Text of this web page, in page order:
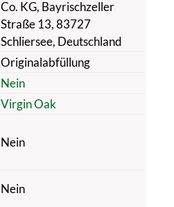
Co. KG, Bayrischzeller
Straße 13, 83727
Schliersee, Deutschland
Originalabfüllung
Nein
Virgin Oak
Nein
Nein